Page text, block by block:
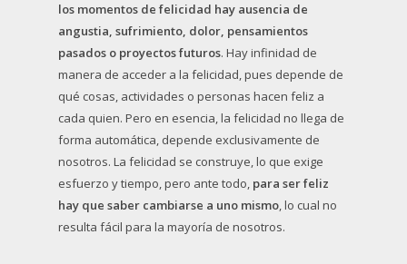
los momentos de felicidad hay ausencia de
angustia, sufrimiento, dolor, pensamientos
pasados o proyectos futuros. Hay infinidad de
manera de acceder a la felicidad, pues depende de
qué cosas, actividades o personas hacen feliz a
cada quien. Pero en esencia, la felicidad no llega de
forma automática, depende exclusivamente de
nosotros. La felicidad se construye, lo que exige
esfuerzo y tiempo, pero ante todo, para ser feliz
hay que saber cambiarse a uno mismo, lo cual no
resulta fácil para la mayoría de nosotros.